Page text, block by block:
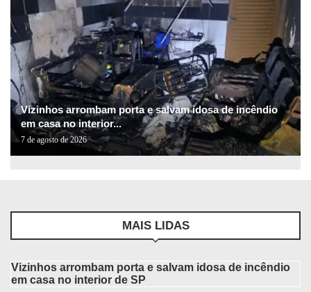
Vizinhos arrombam porta e salvam idosa de incêndio
em casa no interior...
7 de agosto de 2026
MAIS LIDAS
Vizinhos arrombam porta e salvam idosa de incêndio
em casa no interior de SP